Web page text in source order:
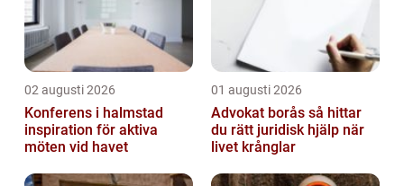
02 augusti 2026
Konferens i halmstad
inspiration för aktiva
möten vid havet
01 augusti 2026
Advokat borås så hittar
du rätt juridisk hjälp när
livet krånglar